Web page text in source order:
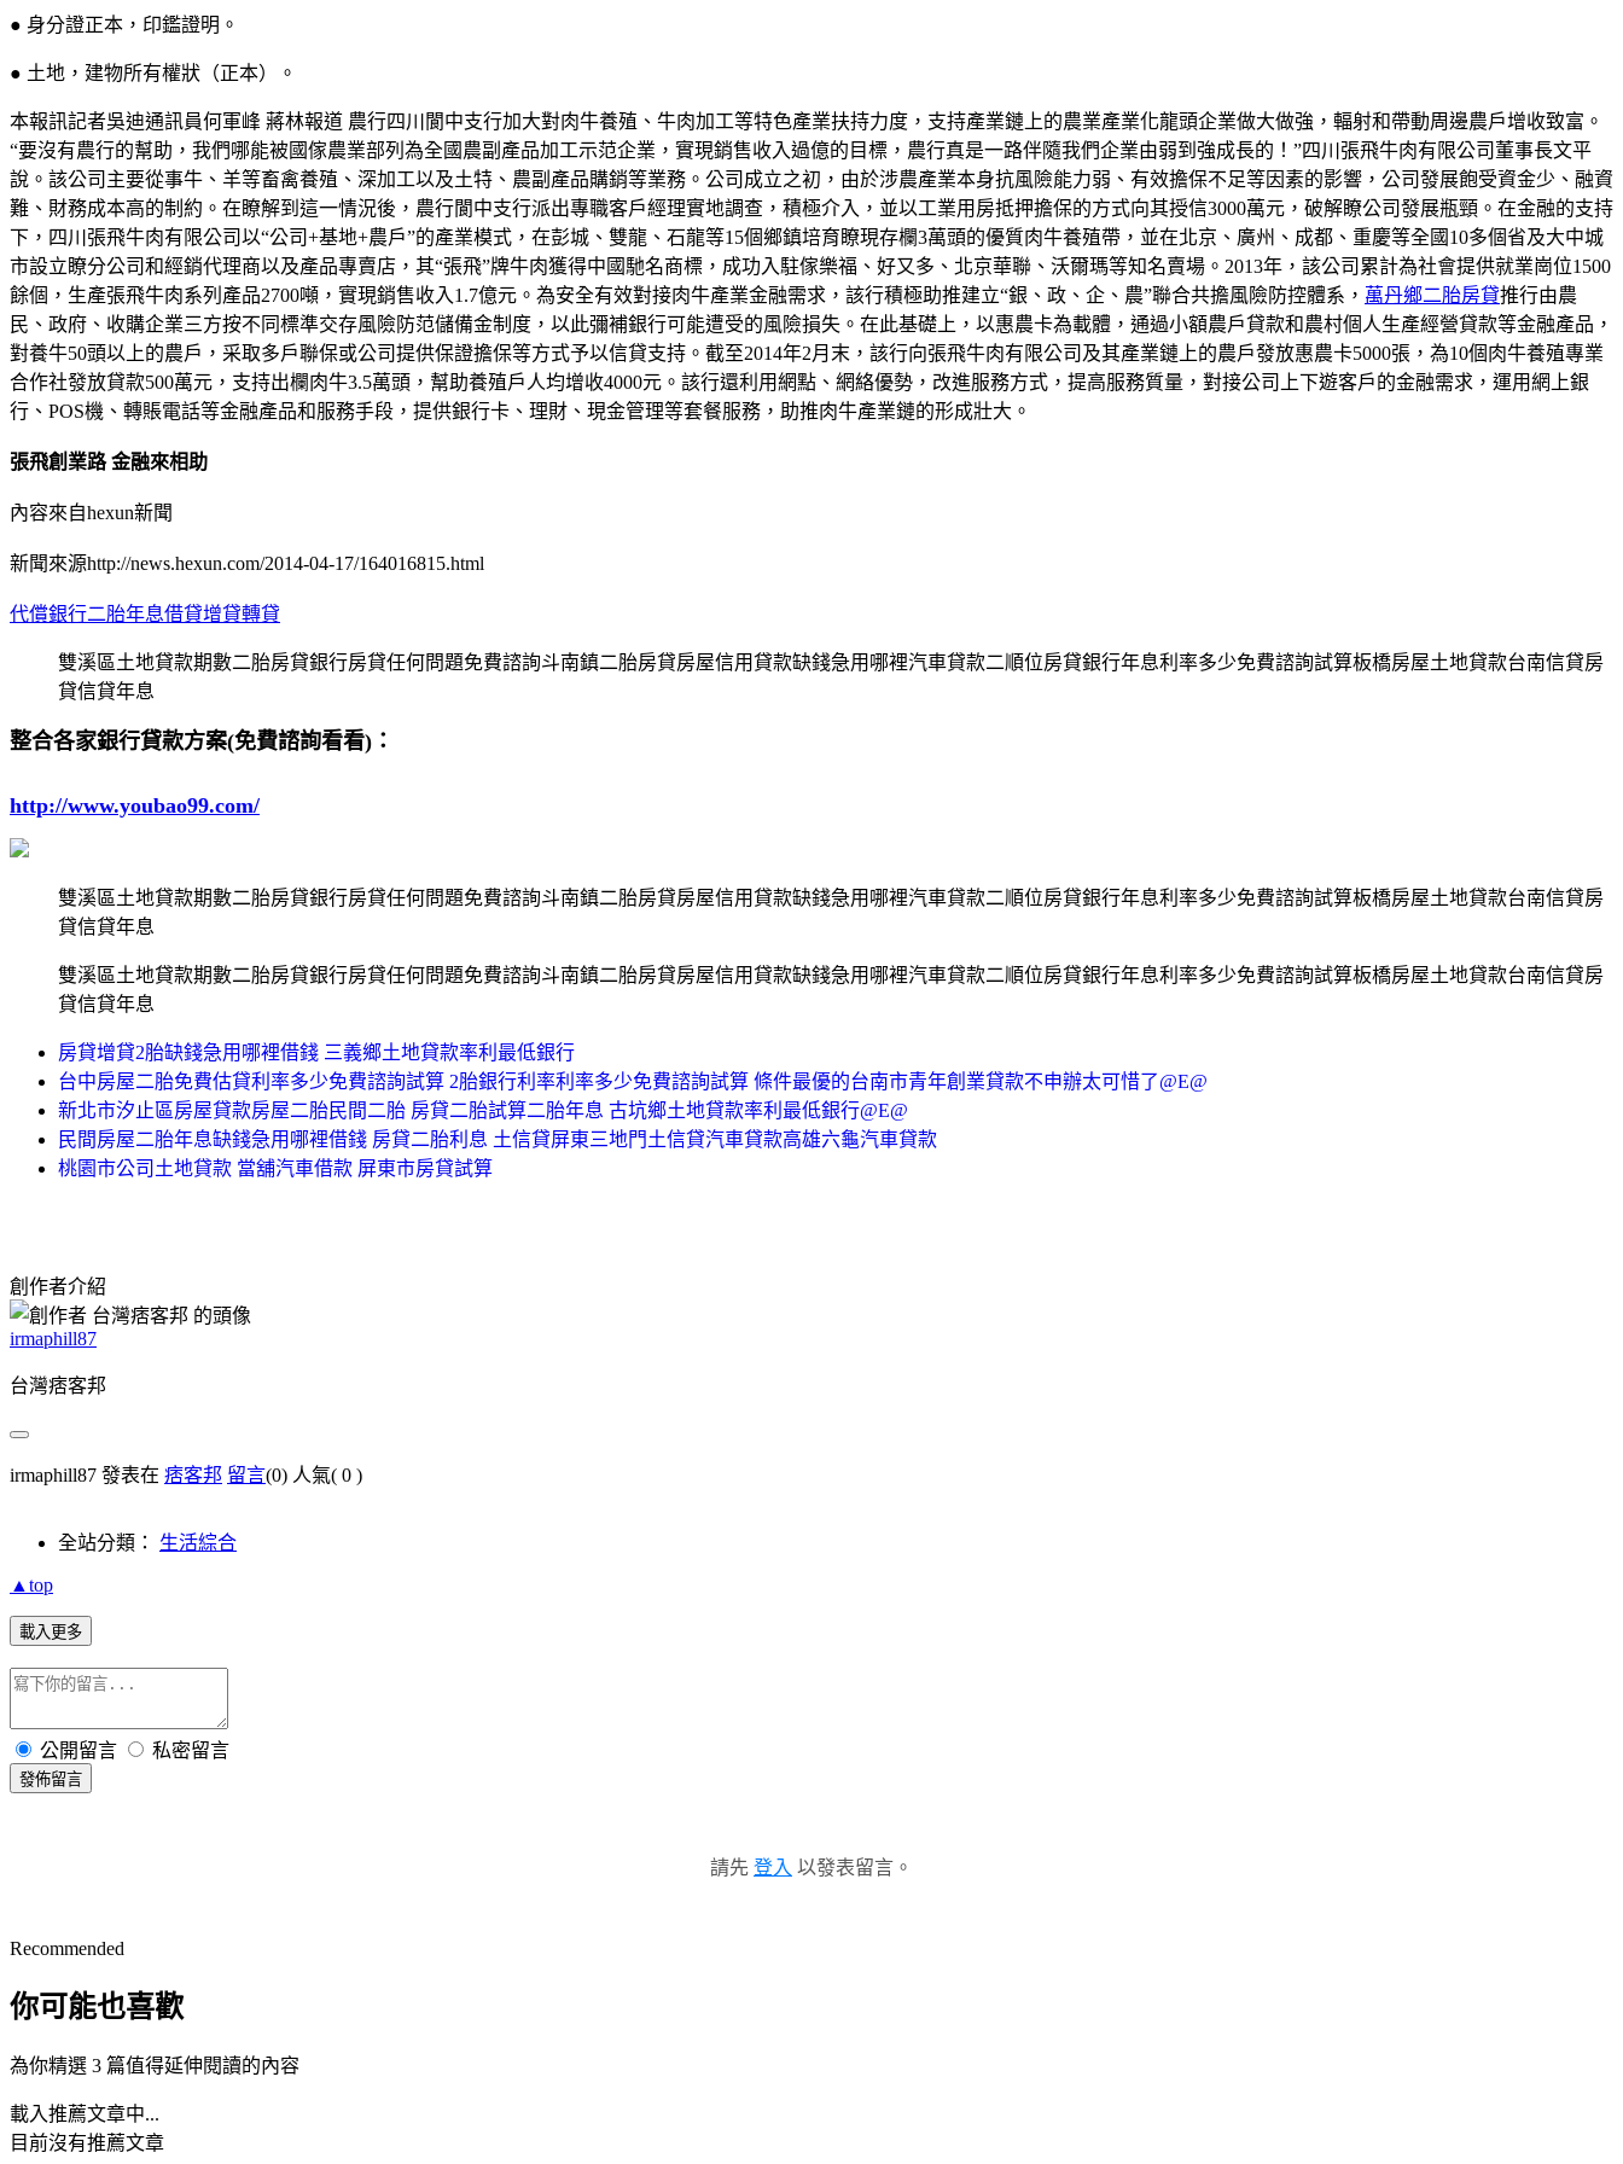
● 身分證正本，印鑑證明。
● 土地，建物所有權狀（正本）。
本報訊記者吳迪通訊員何軍峰 蔣林報道 農行四川閬中支行加大對肉牛養殖、牛肉加工等特色產業扶持力度，支持產業鏈上的農業產業化龍頭企業做大做強，輻射和帶動周邊農戶增收致富。
“要沒有農行的幫助，我們哪能被國傢農業部列為全國農副產品加工示范企業，實現銷售收入過億的目標，農行真是一路伴隨我們企業由弱到強成長的！”四川張飛牛肉有限公司董事長文平
說。該公司主要從事牛、羊等畜禽養殖、深加工以及土特、農副產品購銷等業務。公司成立之初，由於涉農產業本身抗風險能力弱、有效擔保不足等因素的影響，公司發展飽受資金少、融資
難、財務成本高的制約。在瞭解到這一情況後，農行閬中支行派出專職客戶經理實地調查，積極介入，並以工業用房抵押擔保的方式向其授信3000萬元，破解瞭公司發展瓶頸。在金融的支持
下，四川張飛牛肉有限公司以“公司+基地+農戶”的產業模式，在彭城、雙龍、石龍等15個鄉鎮培育瞭現存欄3萬頭的優質肉牛養殖帶，並在北京、廣州、成都、重慶等全國10多個省及大中城
市設立瞭分公司和經銷代理商以及產品專賣店，其“張飛”牌牛肉獲得中國馳名商標，成功入駐傢樂福、好又多、北京華聯、沃爾瑪等知名賣場。2013年，該公司累計為社會提供就業崗位1500
餘個，生產張飛牛肉系列產品2700噸，實現銷售收入1.7億元。為安全有效對接肉牛產業金融需求，該行積極助推建立“銀、政、企、農”聯合共擔風險防控體系， 萬丹鄉二胎房貸推行由農
民、政府、收購企業三方按不同標準交存風險防范儲備金制度，以此彌補銀行可能遭受的風險損失。在此基礎上，以惠農卡為載體，通過小額農戶貸款和農村個人生產經營貸款等金融產品，
對養牛50頭以上的農戶，采取多戶聯保或公司提供保證擔保等方式予以信貸支持。截至2014年2月末，該行向張飛牛肉有限公司及其產業鏈上的農戶發放惠農卡5000張，為10個肉牛養殖專業
合作社發放貸款500萬元，支持出欄肉牛3.5萬頭，幫助養殖戶人均增收4000元。該行還利用網點、網絡優勢，改進服務方式，提高服務質量，對接公司上下遊客戶的金融需求，運用網上銀
行、POS機、轉賬電話等金融產品和服務手段，提供銀行卡、理財、現金管理等套餐服務，助推肉牛產業鏈的形成壯大。
張飛創業路 金融來相助
內容來自hexun新聞
新聞來源http://news.hexun.com/2014-04-17/164016815.html
代償銀行二胎年息借貸增貸轉貸
雙溪區土地貸款期數二胎房貸銀行房貸任何問題免費諮詢斗南鎮二胎房貸房屋信用貸款缺錢急用哪裡汽車貸款二順位房貸銀行年息利率多少免費諮詢試算板橋房屋土地貸款台南信貸房
貸信貸年息
整合各家銀行貸款方案(免費諮詢看看)：
http://www.youbao99.com/
雙溪區土地貸款期數二胎房貸銀行房貸任何問題免費諮詢斗南鎮二胎房貸房屋信用貸款缺錢急用哪裡汽車貸款二順位房貸銀行年息利率多少免費諮詢試算板橋房屋土地貸款台南信貸房
貸信貸年息
雙溪區土地貸款期數二胎房貸銀行房貸任何問題免費諮詢斗南鎮二胎房貸房屋信用貸款缺錢急用哪裡汽車貸款二順位房貸銀行年息利率多少免費諮詢試算板橋房屋土地貸款台南信貸房
貸信貸年息
房貸增貸2胎缺錢急用哪裡借錢 三義鄉土地貸款率利最低銀行
台中房屋二胎免費估貸利率多少免費諮詢試算 2胎銀行利率利率多少免費諮詢試算 條件最優的台南市青年創業貸款不申辦太可惜了@E@
新北市汐止區房屋貸款房屋二胎民間二胎 房貸二胎試算二胎年息 古坑鄉土地貸款率利最低銀行@E@
民間房屋二胎年息缺錢急用哪裡借錢 房貸二胎利息 土信貸屏東三地門土信貸汽車貸款高雄六龜汽車貸款
桃園市公司土地貸款 當舖汽車借款 屏東市房貸試算
創作者介紹
irmaphill87
台灣痞客邦
irmaphill87 發表在 痞客邦 留言(0) 人氣( 0 )
全站分類： 生活綜合
▲top
載入更多
公開留言 私密留言
發佈留言
請先 登入 以發表留言。
Recommended
你可能也喜歡
為你精選 3 篇值得延伸閱讀的內容
載入推薦文章中...
目前沒有推薦文章